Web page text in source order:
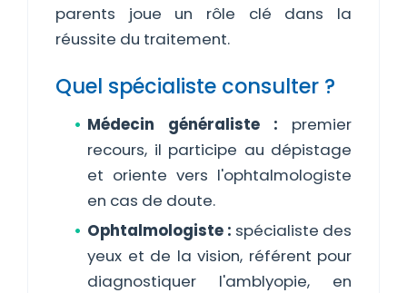
parents joue un rôle clé dans la
réussite du traitement.
Quel spécialiste consulter ?
Médecin généraliste : premier
recours, il participe au dépistage
et oriente vers l'ophtalmologiste
en cas de doute.
Ophtalmologiste : spécialiste des
yeux et de la vision, référent pour
diagnostiquer l'amblyopie, en